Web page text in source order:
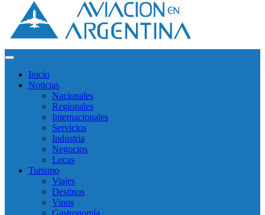
Inicio
Noticias
Nacionales
Regionales
Internacionales
Servicios
Industria
Negocios
Locas
Turismo
Viajes
Destinos
Vinos
Gastronomía